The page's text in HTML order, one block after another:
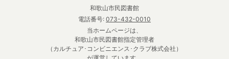
和歌山市民図書館
電話番号: 073-432-0010
当ホームページは、
和歌山市民図書館指定管理者
（カルチュア･コンビニエンス･クラブ株式会社）